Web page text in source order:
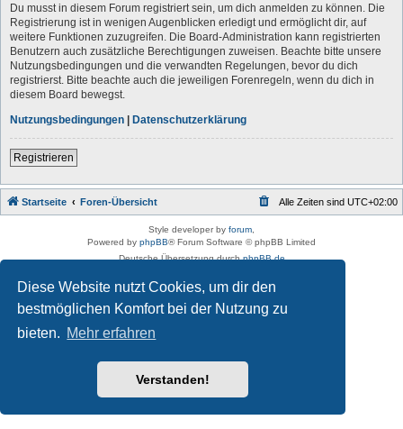
Diese Website nutzt Cookies, um dir den
bestmöglichen Komfort bei der Nutzung zu
bieten. Mehr erfahren
Verstanden!
Du musst in diesem Forum registriert sein, um dich anmelden zu können. Die
Registrierung ist in wenigen Augenblicken erledigt und ermöglicht dir, auf
weitere Funktionen zuzugreifen. Die Board-Administration kann registrierten
Benutzern auch zusätzliche Berechtigungen zuweisen. Beachte bitte unsere
Nutzungsbedingungen und die verwandten Regelungen, bevor du dich
registrierst. Bitte beachte auch die jeweiligen Forenregeln, wenn du dich in
diesem Board bewegst.
Nutzungsbedingungen | Datenschutzerklärung
Registrieren
Startseite Foren-Übersicht Alle Zeiten sind UTC+02:00
Style developer by forum
Powered by phpBB® Forum Software © phpBB Limited
Deutsche Übersetzung durchphpBB.de